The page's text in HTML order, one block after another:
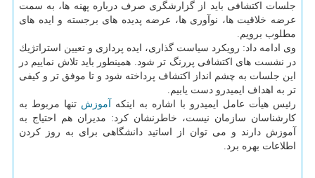
جلسات اكتشافی باید از گزارشگری صرف درباره پهنه ها، به سمت
عرضه خلاقیت ها، نوآوری ها، عرضه پدیده های برجسته و ایده های
مطلوب برویم.
وی ادامه داد: رویكرد سیاست گذاری، ایده پردازی و تعیین استراتژیك
در نشست های اكتشافی پررنگ تر شود. همینطور باید تلاش نماییم در
این جلسات به چشم انداز اكتشاف پرداخته شود و تا موفق تر و كیفی
تر به اهداف ایمیدرو دست یابیم.
رئیس هیأت عامل ایمیدرو با اشاره به اینكه
آموزش تنها مربوط به
كارشناسان سازمان نیست، خاطرنشان كرد: مدیران هم احتیاج به
آموزش دارند و می توان از اساتید دانشگاهی برای به روز كردن
اطلاعات بهره برد.